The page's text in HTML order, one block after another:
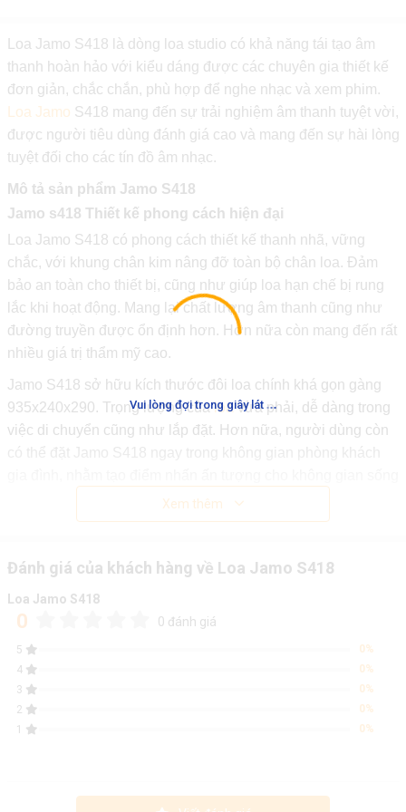
Vui lòng đợi trong giây lát ...
Loa Jamo S418 là dòng loa studio có khả năng tái tạo âm
thanh hoàn hảo với kiểu dáng được các chuyên gia thiết kế
đơn giản, chắc chắn, phù hợp để nghe nhạc và xem phim.
Loa Jamo S418 mang đến sự trải nghiệm âm thanh tuyệt vời,
được người tiêu dùng đánh giá cao và mang đến sự hài lòng
tuyệt đối cho các tín đồ âm nhạc.
Mô tả sản phẩm Jamo S418
Jamo s418 Thiết kế phong cách hiện đại
Loa Jamo S418 có phong cách thiết kế thanh nhã, vững
chắc, với khung chân kim nâng đỡ toàn bộ chân loa. Đảm
bảo an toàn cho thiết bị, cũng như giúp loa hạn chế bị rung
lắc khi hoạt động. Mang lại chất lượng âm thanh cũng như
đường truyền được ổn định hơn. Hơn nữa còn mang đến rất
nhiều giá trị thẩm mỹ cao.
Jamo S418 sở hữu kích thước đôi loa chính khá gọn gàng
935x240x290. Trọng lượng củaloavừa phải, dễ dàng trong
việc di chuyển cũng như lắp đặt. Hơn nữa, người dùng còn
Xem thêm
Đánh giá của khách hàng về Loa Jamo S418
Loa Jamo S418
0 0 đánh giá
5
0%
4
0%
3
0%
2
0%
1
0%